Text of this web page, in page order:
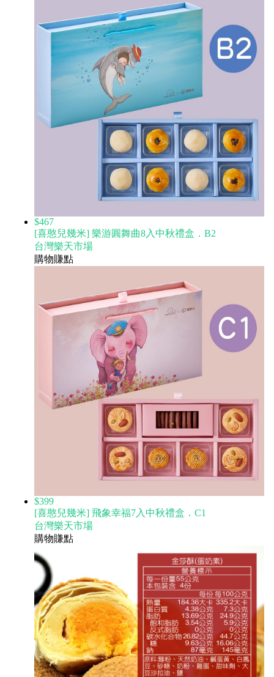
$467
[喜憨兒幾米] 樂游圓舞曲8入中秋禮盒．B2
台灣樂天市場
購物賺點
$399
[喜憨兒幾米] 飛象幸福7入中秋禮盒．C1
台灣樂天市場
購物賺點